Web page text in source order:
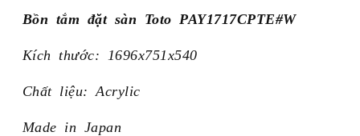
Bồn tắm đặt sàn Toto PAY1717CPTE#W
Kích thước: 1696x751x540
Chất liệu: Acrylic
Made in Japan